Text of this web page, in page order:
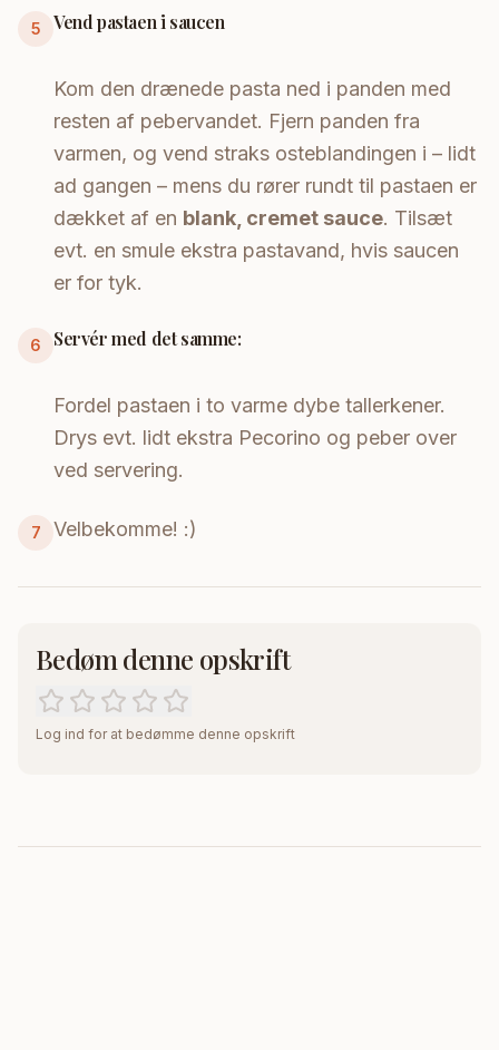
5 Vend pastaen i saucen
Kom den drænede pasta ned i panden med
resten af pebervandet. Fjern panden fra
varmen, og vend straks osteblandingen i – lidt
ad gangen – mens du rører rundt til pastaen er
dækket af en blank, cremet sauce. Tilsæt
evt. en smule ekstra pastavand, hvis saucen
er for tyk.
6 Servér med det samme:
Fordel pastaen i to varme dybe tallerkener.
Drys evt. lidt ekstra Pecorino og peber over
ved servering.
7 Velbekomme! :)
Bedøm denne opskrift
Log ind for at bedømme denne opskrift